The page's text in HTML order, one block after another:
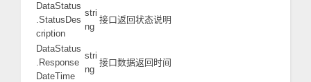
DataStatus
.StatusDes
cription
stri
ng
接口返回状态说明
DataStatus
.Response
DateTime
stri
ng
接口数据返回时间